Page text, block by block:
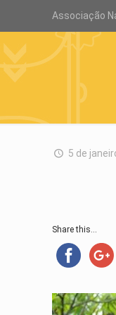
Associação
5 de
Share this...